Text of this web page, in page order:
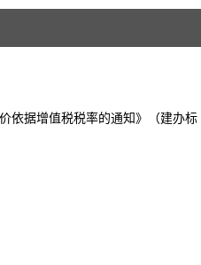
据增值税税率的通知》（建办标